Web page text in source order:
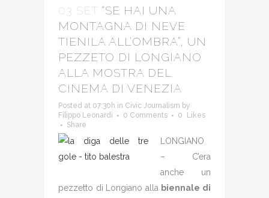
03 SET “SE HAI UNA
MONTAGNA DI NEVE
TIENILA ALL’OMBRA”, UN
PEZZETO DI LONGIANO
ALLA MOSTRA DEL
CINEMA DI VENEZIA
Posted at 07:30h in Civic Journalism by
Filippo Leonardi
0 Comments 0
Likes
Share
LONGIANO
– C’era
anche un
pezzetto di Longiano alla biennale di